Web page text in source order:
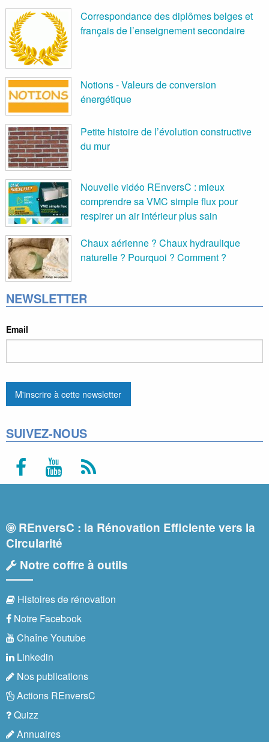
Correspondance des diplômes belges et
français de l’enseignement secondaire
Notions - Valeurs de conversion
énergétique
Petite histoire de l’évolution constructive
du mur
Nouvelle vidéo REnversC : mieux
comprendre sa VMC simple flux pour
respirer un air intérieur plus sain
Chaux aérienne ? Chaux hydraulique
naturelle ? Pourquoi ? Comment ?
NEWSLETTER
Email
SUIVEZ-NOUS
REnversC : la Rénovation Efficiente vers la
Circularité
Notre coffre à outils
Histoires de rénovation
Notre Facebook
Chaîne Youtube
Linkedin
Nos publications
Actions REnversC
Quizz
Annuaires